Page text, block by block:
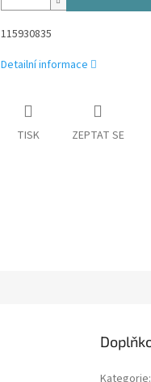
115930835
Detailní informace
TISK ZEPTAT SE
Kategorie: